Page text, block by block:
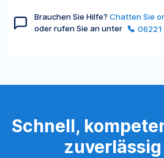
Brauchen Sie Hilfe? Chatten Sie
oder rufen Sie an unter
Schnell,
zuverlässig